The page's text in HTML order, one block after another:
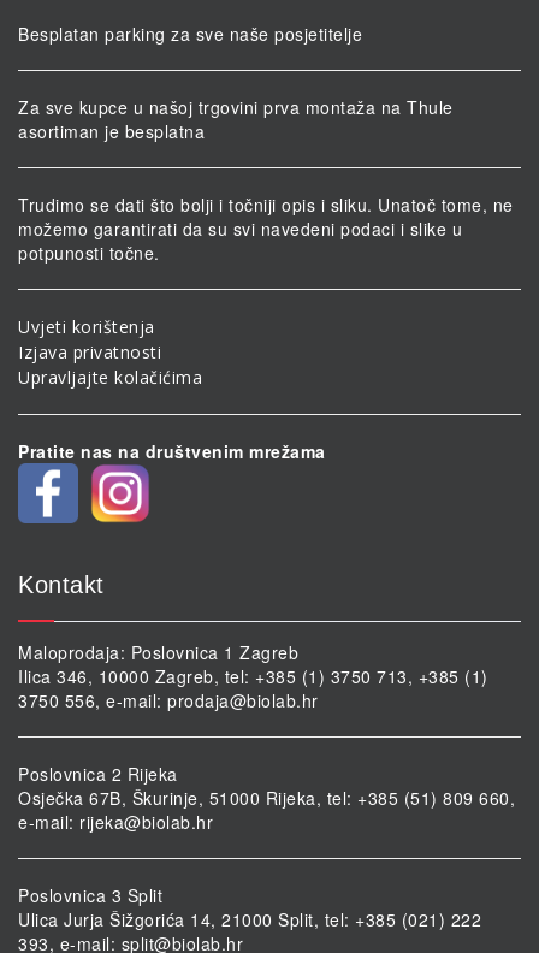
Besplatan parking za sve naše posjetitelje
Za sve kupce u našoj trgovini prva montaža na Thule
asortiman je besplatna
Trudimo se dati što bolji i točniji opis i sliku. Unatoč tome, ne
možemo garantirati da su svi navedeni podaci i slike u
potpunosti točne.
Uvjeti korištenja
Izjava privatnosti
Upravljajte kolačićima
Pratite nas na društvenim mrežama
Kontakt
Maloprodaja: Poslovnica 1 Zagreb
Ilica 346, 10000 Zagreb, tel: +385 (1) 3750 713, +385 (1)
3750 556, e-mail: prodaja@biolab.hr
Poslovnica 2 Rijeka
Osječka 67B, Škurinje, 51000 Rijeka, tel: +385 (51) 809 660,
e-mail: rijeka@biolab.hr
Poslovnica 3 Split
Ulica Jurja Šižgorića 14, 21000 Split, tel: +385 (021) 222
393, e-mail: split@biolab.hr